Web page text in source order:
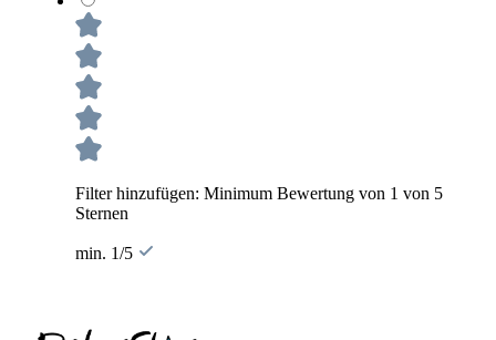
Filter hinzufügen: Minimum Bewertung von 1 von 5
Sternen
min. 1/5